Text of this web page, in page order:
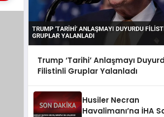
Trump ‘Tarihi’ Anlaşmayı
Filistinli Gruplar Yalanladı
Husiler Necran
Havalimanı’na İHA